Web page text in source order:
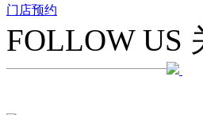
门店预约
FOLLOW US